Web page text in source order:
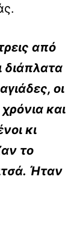
από
διάπλατα
οι
και
κι
το
Ήταν